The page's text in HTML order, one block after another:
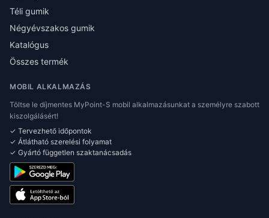
Téli gumik
Négyévszakos gumik
Katalógus
Összes termék
MOBIL ALKALMAZÁS
Töltse le díjmentes MyPoint-S mobil alkalmazásunkat a személyre szabott
kiszolgálásért!
✓ Tervezhető időpontok
✓ Átlátható szerelési folyamat
✓ Gyártó független szaktanácsadás